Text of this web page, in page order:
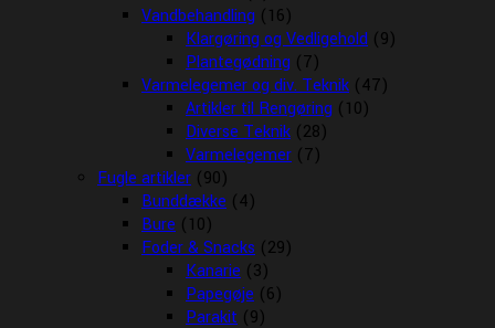
Vandbehandling (16)
Klargøring og Vedligehold (9)
Plantegødning (7)
Varmelegemer og div. Teknik (47)
Artikler til Rengøring (10)
Diverse Teknik (28)
Varmelegemer (7)
Fugle artikler (90)
Bunddække (4)
Bure (10)
Foder & Snacks (29)
Kanarie (3)
Papegøje (6)
Parakit (9)